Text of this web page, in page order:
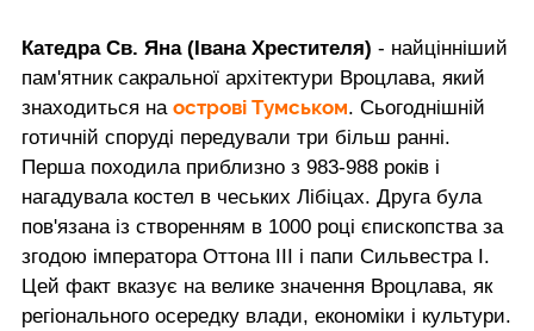
Катедра Св. Яна (Івана Хрестителя) - найцінніший
пам'ятник сакральної архітектури Вроцлава, який
знаходиться на острові Тумськом. Сьогоднішній
готичній споруді передували три більш ранні.
Перша походила приблизно з 983-988 років і
нагадувала костел в чеських Лібіцах. Друга була
пов'язана із створенням в 1000 році єпископства за
згодою імператора Оттона III і папи Сильвестра I.
Цей факт вказує на велике значення Вроцлава, як
регіонального осередку влади, економіки і культури.